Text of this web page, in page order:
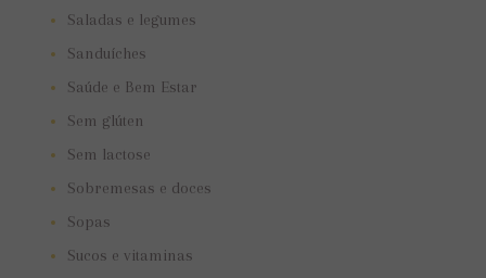
Saladas e legumes
Sanduíches
Saúde e Bem Estar
Sem glúten
Sem lactose
Sobremesas e doces
Sopas
Sucos e vitaminas